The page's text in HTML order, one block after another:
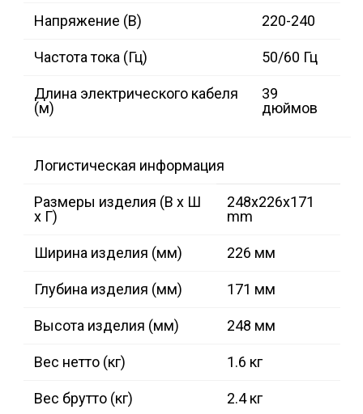
Напряжение (В) 220-240
Частота тока (Гц) 50/60 Гц
Длина электрического кабеля
(м)
39
дюймов
Логистическая информация
Размеры изделия (В х Ш
х Г)
248x226x171
mm
Ширина изделия (мм) 226 мм
Глубина изделия (мм) 171 мм
Высота изделия (мм) 248 мм
Вес нетто (кг) 1.6 кг
Вес брутто (кг) 2.4 кг